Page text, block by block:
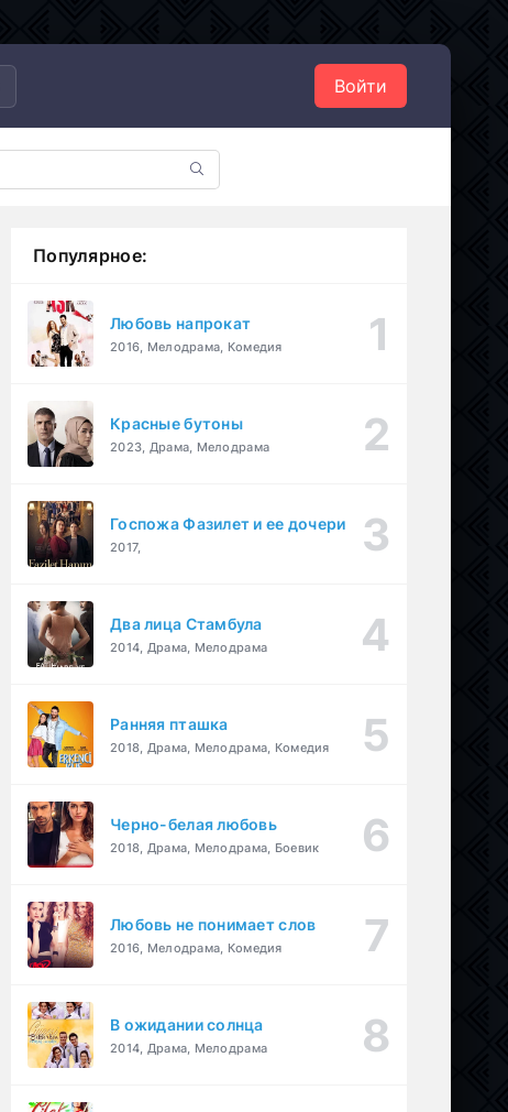
Войти
Популярное:
Любовь напрокат
2016, Мелодрама, Комедия
Красные бутоны
2023, Драма, Мелодрама
Госпожа Фазилет и ее дочери
2017,
Два лица Стамбула
2014, Драма, Мелодрама
Ранняя пташка
2018, Драма, Мелодрама, Комедия
Черно-белая любовь
2018, Драма, Мелодрама, Боевик
Любовь не понимает слов
2016, Мелодрама, Комедия
В ожидании солнца
2014, Драма, Мелодрама